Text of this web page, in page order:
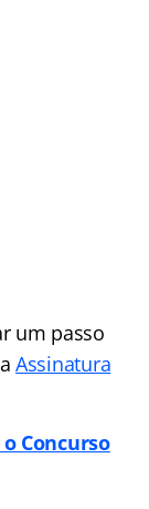
um passo
Assinatura
Concurso